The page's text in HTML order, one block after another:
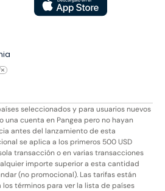
seleccionados y para usuarios nuevos
una cuenta en Pangea pero no hayan
antes del lanzamiento de esta
se aplica a los primeros 500 USD
transacción o en varias transacciones
importe superior a esta cantidad
(no promocional). Las tarifas están
términos para ver la lista de países